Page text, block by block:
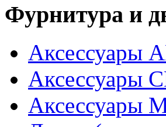
Фурнитура и
Аксессуары
Аксессуары
Аксессуары